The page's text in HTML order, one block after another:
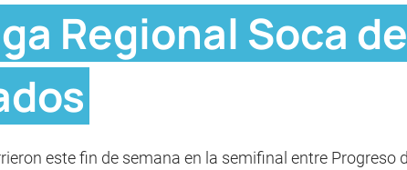
Regional Soca
este fin de semana en la semifinal entre Progreso